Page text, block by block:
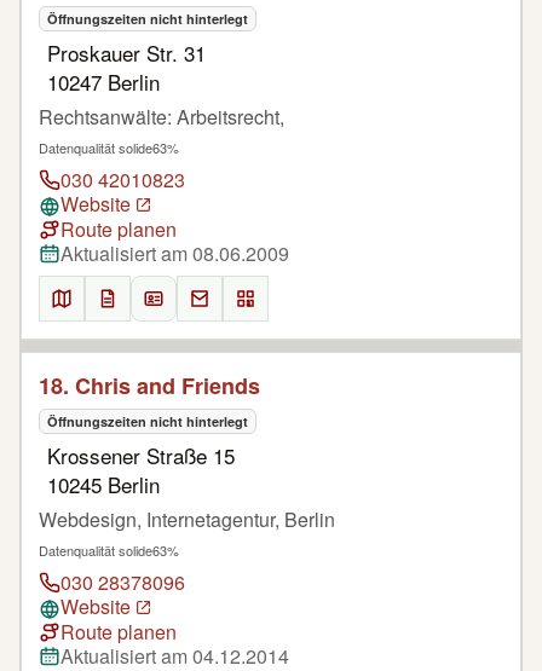
Öffnungszeiten nicht hinterlegt
Proskauer Str. 31
10247 Berlin
Rechtsanwälte: Arbeitsrecht,
Datenqualität solide63%
030 42010823
Website
Route planen
Aktualisiert am 08.06.2009
18. Chris and Friends
Öffnungszeiten nicht hinterlegt
Krossener Straße 15
10245 Berlin
Webdesign, Internetagentur, Berlin
Datenqualität solide63%
030 28378096
Website
Route planen
Aktualisiert am 04.12.2014